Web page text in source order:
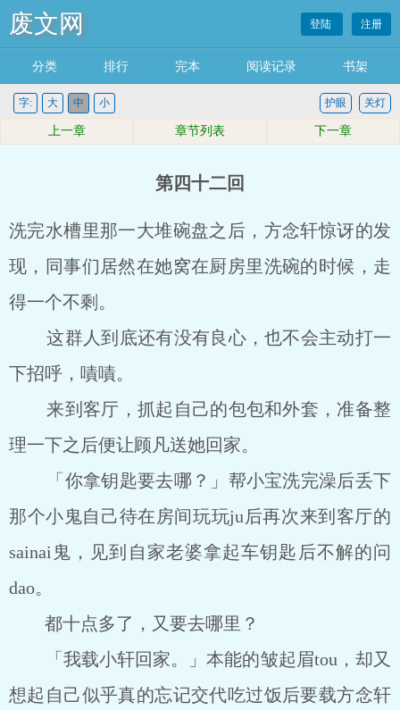
废文网 登陆 注册
分类 排行 完本 阅读记录 书架
字: 大 中 小 关灯
护眼
上一章 章节列表 下一章
第四十二回
洗完水槽里那一大堆碗盘之后，方念轩惊讶的发
现，同事们居然在她窝在厨房里洗碗的时候，走
得一个不剩。
这群人到底还有没有良心，也不会主动打一
下招呼，嘖嘖。
来到客厅，抓起自己的包包和外套，准备整
理一下之后便让顾凡送她回家。
「你拿钥匙要去哪？」帮小宝洗完澡后丢下
那个小鬼自己待在房间玩玩ju后再次来到客厅的
sainai鬼，见到自家老婆拿起车钥匙后不解的问
dao。
都十点多了，又要去哪里？
「我载小轩回家。」本能的皱起眉tou，却又
想起自己似乎真的忘记交代吃过饭后要载方念轩